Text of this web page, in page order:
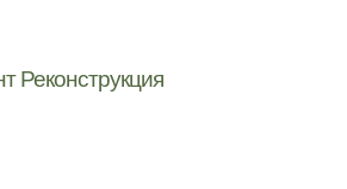
Реконструкция